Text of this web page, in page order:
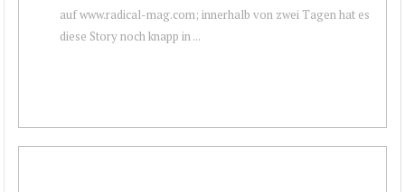
auf www.radical-mag.com; innerhalb von zwei Tagen hat es
diese Story noch knapp in ...